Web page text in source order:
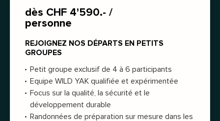
dès CHF 4'590.- /
personne
REJOIGNEZ NOS DÉPARTS EN PETITS
GROUPES
Petit groupe exclusif de 4 à 6 participants
Equipe WILD YAK qualifiée et expérimentée
Focus sur la qualité, la sécurité et le
développement durable
Randonnées de préparation sur mesure dans les